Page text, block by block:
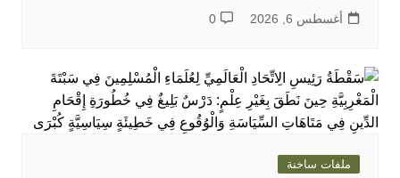
أغسطس 6, 2026 0
ملفات ساخنة